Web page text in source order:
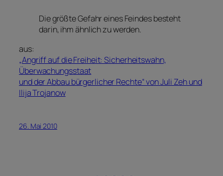
Die größte Gefahr eines Feindes besteht
darin, ihm ähnlich zu werden.
aus:
„Angriff auf die Freiheit: Sicherheitswahn,
Überwachungsstaat
und der Abbau bürgerlicher Rechte“ von Juli Zeh und
Ilija Trojanow
26. Mai 2010